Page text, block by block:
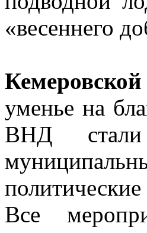
«весеннего
В
Кемеровской
уменье на
ВНД стали
Все